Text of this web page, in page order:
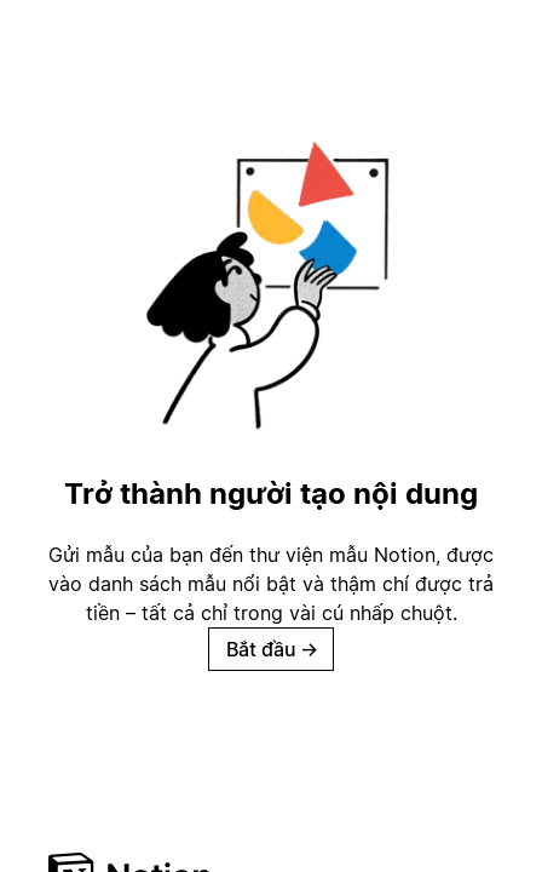
Trở thành người tạo nội dung
Gửi mẫu của bạn đến thư viện mẫu Notion, được
vào danh sách mẫu nổi bật và thậm chí được trả
tiền – tất cả chỉ trong vài cú nhấp chuột.
Bắt đầu →